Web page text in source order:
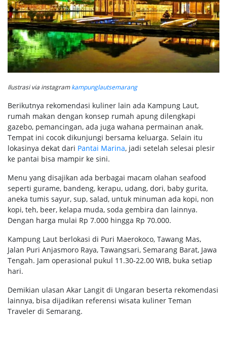
Ilustrasi via instagramkampunglautsemarang
Berikutnya rekomendasi kuliner lain ada Kampung Laut,
rumah makan dengan konsep rumah apung dilengkapi
gazebo, pemancingan, ada juga wahana permainan anak.
Tempat ini cocok dikunjungi bersama keluarga. Selain itu
lokasinya dekat dari Pantai Marina, jadi setelah selesai plesir
ke pantai bisa mampir ke sini.
Menu yang disajikan ada berbagai macam olahan seafood
seperti gurame, bandeng, kerapu, udang, dori, baby gurita,
aneka tumis sayur, sup, salad, untuk minuman ada kopi, non
kopi, teh, beer, kelapa muda, soda gembira dan lainnya.
Dengan harga mulai Rp 7.000 hingga Rp 70.000.
Kampung Laut berlokasi di Puri Maerokoco, Tawang Mas,
Jalan Puri Anjasmoro Raya, Tawangsari, Semarang Barat, Jawa
Tengah. Jam operasional pukul 11.30-22.00 WIB, buka setiap
hari.
Demikian ulasan Akar Langit di Ungaran beserta rekomendasi
lainnya, bisa dijadikan referensi wisata kuliner Teman
Traveler di Semarang.